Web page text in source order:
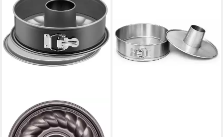
Edelstahl Backform
unbeschichtet PFAS-frei 25
cm, (3-tlg)
32,99 €